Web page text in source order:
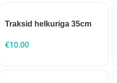
Traksid helkuriga 35cm
€10.00